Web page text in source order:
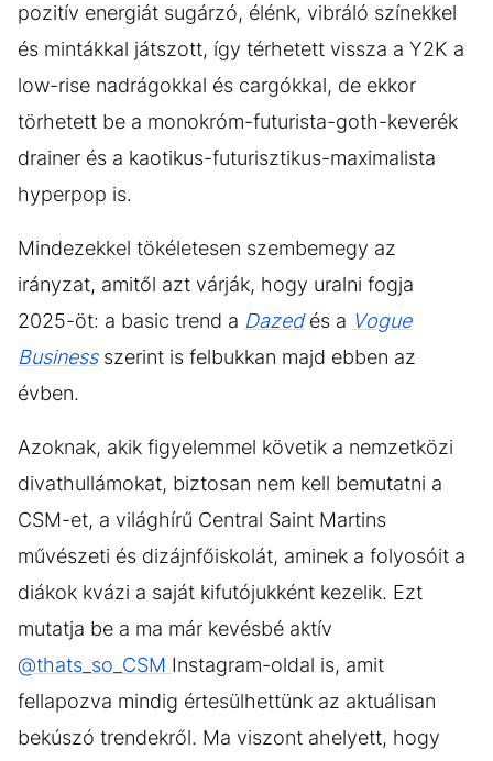
pozitív energiát sugárzó, élénk, vibráló színekkel
és mintákkal játszott, így térhetett vissza a Y2K a
low-rise nadrágokkal és cargókkal, de ekkor
törhetett be a monokróm-futurista-goth-keverék
drainer és a kaotikus-futurisztikus-maximalista
hyperpop is.
Mindezekkel tökéletesen szembemegy az
irányzat, amitől azt várják, hogy uralni fogja
2025-öt: a basic trend a Dazedés a Vogue
Businessszerint is felbukkan majd ebben az
évben.
Azoknak, akik figyelemmel követik a nemzetközi
divathullámokat, biztosan nem kell bemutatni a
CSM-et, a világhírű Central Saint Martins
művészeti és dizájnfőiskolát, aminek a folyosóit a
diákok kvázi a saját kifutójukként kezelik. Ezt
mutatja be a ma már kevésbé aktív
@thats_so_CSM Instagram-oldal is, amit
fellapozva mindig értesülhettünk az aktuálisan
bekúszó trendekről. Ma viszont ahelyett, hogy